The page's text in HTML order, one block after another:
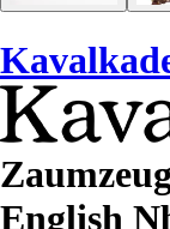
English